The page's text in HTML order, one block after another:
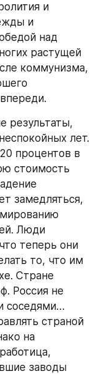
и
и
над
растущей
коммунизма,
результаты,
лет.
процентов в
стоимость
замедляться,
Люди
теперь они
то, что им
Стране
Россия не
соседями…
страной
на
заводы